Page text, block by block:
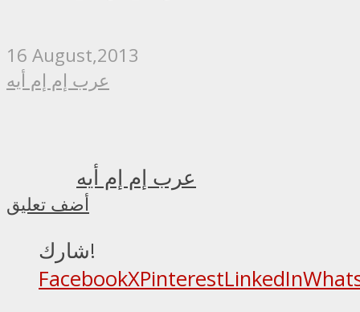
16 August,2013
عرب إم إم أيه
عرب إم إم أيه
أضف تعليق
شارك!
FacebookXPinterestLinkedIn